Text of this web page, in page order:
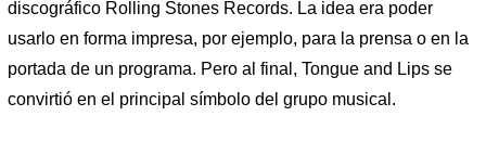
discográfico Rolling Stones Records. La idea era poder
usarlo en forma impresa, por ejemplo, para la prensa o en la
portada de un programa. Pero al final, Tongue and Lips se
convirtió en el principal símbolo del grupo musical.